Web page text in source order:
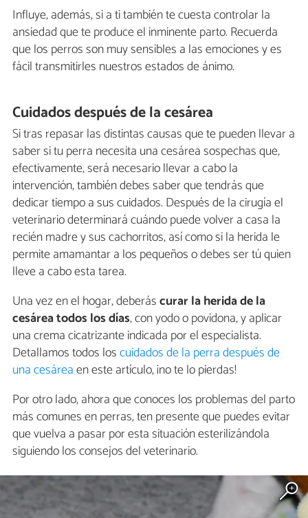
Influye, además, si a ti también te cuesta controlar la
ansiedad que te produce el inminente parto. Recuerda
que los perros son muy sensibles a las emociones y es
fácil transmitirles nuestros estados de ánimo.
Cuidados después de la cesárea
Si tras repasar las distintas causas que te pueden llevar a
saber si tu perra necesita una cesárea sospechas que,
efectivamente, será necesario llevar a cabo la
intervención, también debes saber que tendrás que
dedicar tiempo a sus cuidados. Después de la cirugía el
veterinario determinará cuándo puede volver a casa la
recién madre y sus cachorritos, así como si la herida le
permite amamantar a los pequeños o debes ser tú quien
lleve a cabo esta tarea.
Una vez en el hogar, deberáscurar la herida de la
cesárea todos los días, con yodo o povidona, y aplicar
una crema cicatrizante indicada por el especialista.
Detallamos todos loscuidados de la perra después de
una cesáreaen este artículo, ¡no te lo pierdas!
Por otro lado, ahora que conoces los problemas del parto
más comunes en perras, ten presente que puedes evitar
que vuelva a pasar por esta situación esterilizándola
siguiendo los consejos del veterinario.